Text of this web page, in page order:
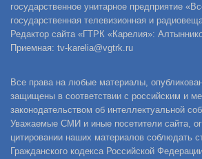
государственное унитарное предприятие
государственная телевизионная и
Редактор сайта «ГТРК «Карелия»:
Приемная: tv-karelia@vgtrk.ru
Все права на любые материалы,
защищены в соответствии с российским и
законодательством об интеллектуальной
Уважаемые СМИ и иные посетители сайта,
цитировании наших материалов соблюдать
Гражданского кодекса Российской